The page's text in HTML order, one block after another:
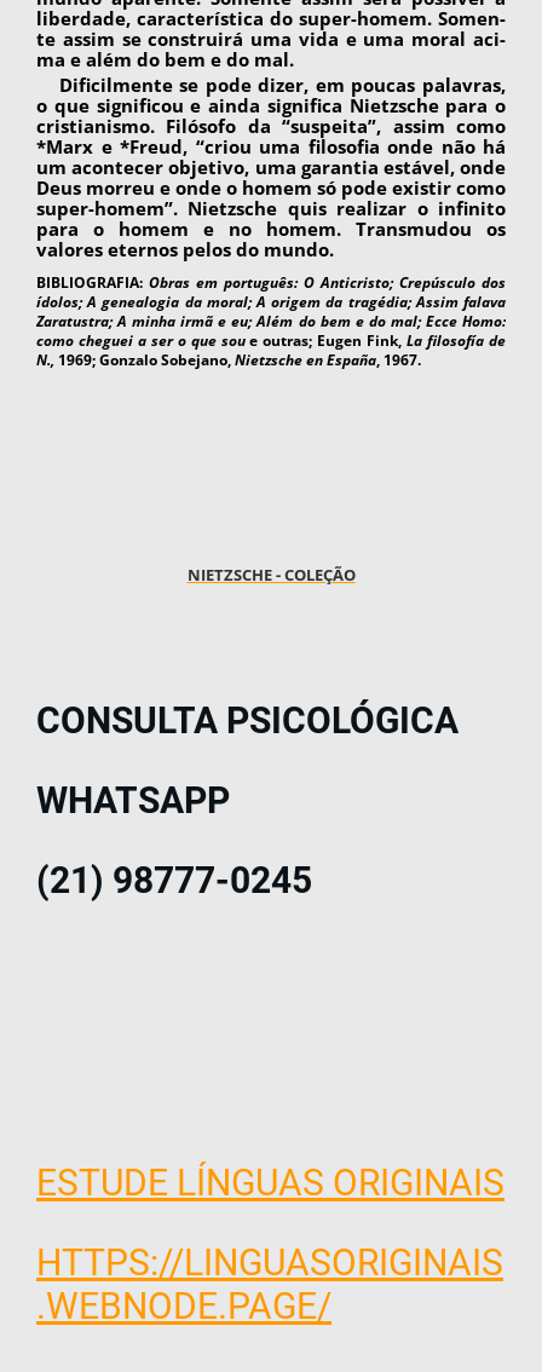
liberdade, característica do super-homem. Somen­
te assim se construirá uma vida e uma moral aci­
ma e além do bem e do mal.
Dificilmente se pode dizer, em poucas pa­lavras,
o que significou e ainda significa Nietzs­che para o
cristianismo. Filósofo da “suspeita”, assim como
*Marx e *Freud, “criou uma filoso­fia onde não há
um acontecer objetivo, uma ga­rantia estável, onde
Deus morreu e onde o ho­mem só pode existir como
super-homem”. Nietzsche quis realizar o infinito
para o homem e no homem. Transmudou os
valores eternos pelos do mundo.
BIBLIOGRAFIA: Obras em português: O Anticristo; Crepúsculo dos
ídolos; A genealogia da moral; A origem da tragédia; Assim falava
Zaratustra; A minha irmã e eu; Além do bem e do mal; Ecce Homo:
como cheguei a ser o que soue outras; Eugen Fink,La filosofía de
N., 1969; Gonzalo Sobejano,Nietzsche en España, 1967.
NIETZSCHE - COLEÇÃO
CONSULTA PSICOLÓGICA
WHATSAPP
(21) 98777-0245
ESTUDE LÍNGUAS ORIGINAIS
HTTPS://LINGUASORIGINAIS
.WEBNODE.PAGE/